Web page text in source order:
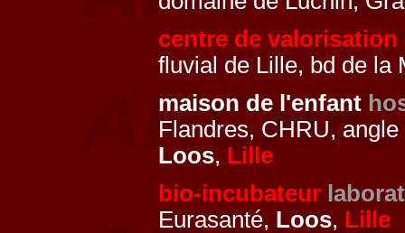
centre de
fluvial de Lille, bd de la
maison de l'enfant
Flandres, CHRU, angle
Loos, Lille
bio-incubateur
Eurasanté, Loos, Lille